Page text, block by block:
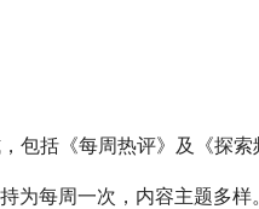
包括《每周热评》及《探索
为每周一次，内容主题多样。